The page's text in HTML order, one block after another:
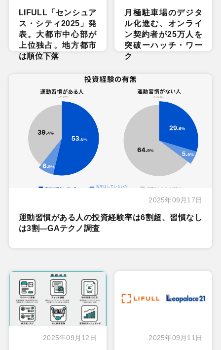
LIFULL「センシュア
ス・シティ2025」発
表。大都市中心部が
上位独占。地方都市
は順位下落
月極駐車場のデジタ
ル化進む、オンライ
ン契約者が25万人を
突破ーハッチ・ワー
ク
2025年09月17日
運動習慣がある人の投資経験率は6割超、習慣なし
は3割―GAテクノ調査
2025年09月12日 2025年09月11日